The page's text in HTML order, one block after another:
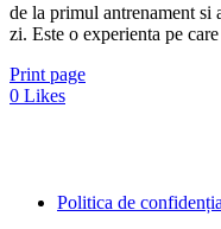
de la primul antrenament si
zi. Este o experienta pe
Print page
0 Likes
Politica de